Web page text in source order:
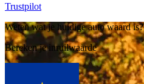
Trustpilot
Weten wat je huidige auto waard is?
Bereken je inruilwaarde